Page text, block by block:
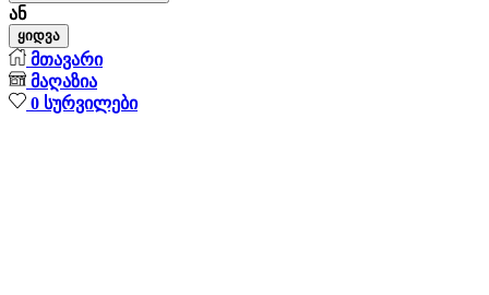
ან
ყიდვა
მთავარი
მაღაზია
0 სურვილები